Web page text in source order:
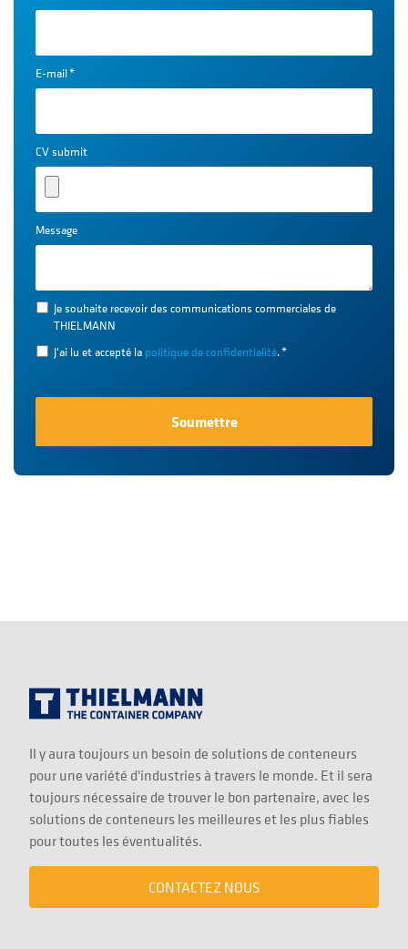
E-mail*
CV submit
Message
Je souhaite recevoir des communications commerciales de
THIELMANN
J'ai lu et accepté la politique de confidentialité.*
Il y aura toujours un besoin de solutions de conteneurs
pour une variété d'industries à travers le monde. Et il sera
toujours nécessaire de trouver le bon partenaire, avec les
solutions de conteneurs les meilleures et les plus fiables
pour toutes les éventualités.
CONTACTEZ NOUS